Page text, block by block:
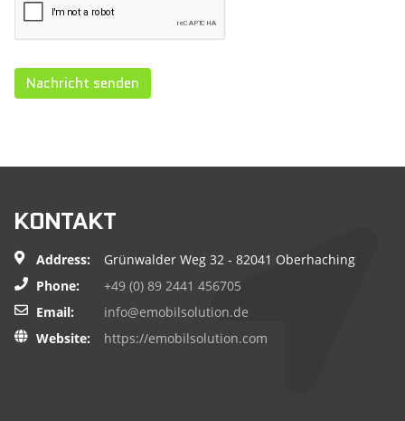
KONTAKT
Address:
Grünwalder Weg 32 - 82041 Oberhaching
Phone:
+49 (0) 89 2441 456705
Email:
info@emobilsolution.de
Website:
https://emobilsolution.com